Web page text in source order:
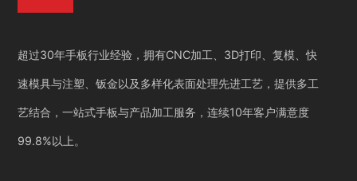
超过30年手板行业经验，拥有CNC加工、3D打印、复模、快
速模具与注塑、钣金以及多样化表面处理先进工艺，提供多工
艺结合，一站式手板与产品加工服务，连续10年客户满意度
99.8%以上。